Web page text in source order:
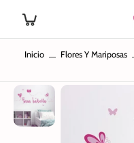
Inicio Flores Y Mariposas